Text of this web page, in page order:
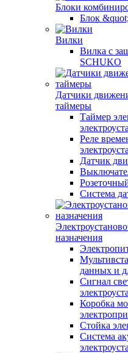
Блоки
Блок
Вилки
Вилка с
SCHUKO
Датчики
таймеры
Таймер
Реле
Датчик
Система
назначения
данных и
Сигнал
Коробка
Стойка
Система